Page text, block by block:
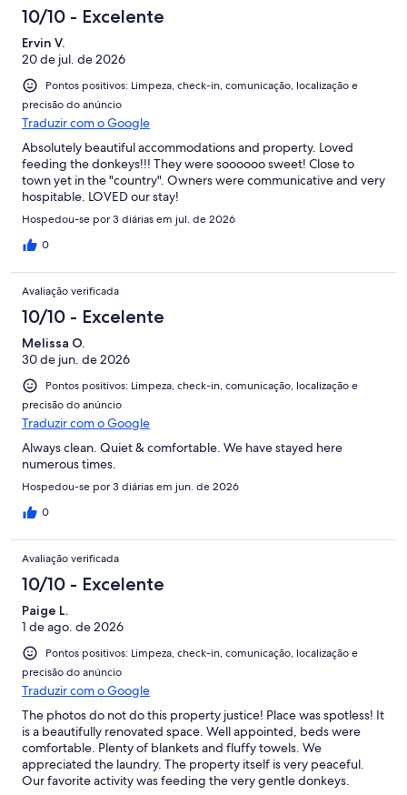
10/10 - Excelente
Ervin V.
20 de jul. de 2026
Pontos positivos: Limpeza, check-in, comunicação, localização e
precisão do anúncio
Traduzir com o Google
Absolutely beautiful accommodations and property. Loved
feeding the donkeys!!! They were soooooo sweet! Close to
town yet in the "country". Owners were communicative and very
hospitable. LOVED our stay!
Hospedou-se por 3 diárias em jul. de 2026
0
Avaliação verificada
10/10 - Excelente
Melissa O.
30 de jun. de 2026
Pontos positivos: Limpeza, check-in, comunicação, localização e
precisão do anúncio
Traduzir com o Google
Always clean. Quiet & comfortable. We have stayed here
numerous times.
Hospedou-se por 3 diárias em jun. de 2026
0
Avaliação verificada
10/10 - Excelente
Paige L.
1 de ago. de 2026
Pontos positivos: Limpeza, check-in, comunicação, localização e
precisão do anúncio
Traduzir com o Google
The photos do not do this property justice! Place was spotless! It
is a beautifully renovated space. Well appointed, beds were
comfortable. Plenty of blankets and fluffy towels. We
appreciated the laundry. The property itself is very peaceful.
Our favorite activity was feeding the very gentle donkeys.